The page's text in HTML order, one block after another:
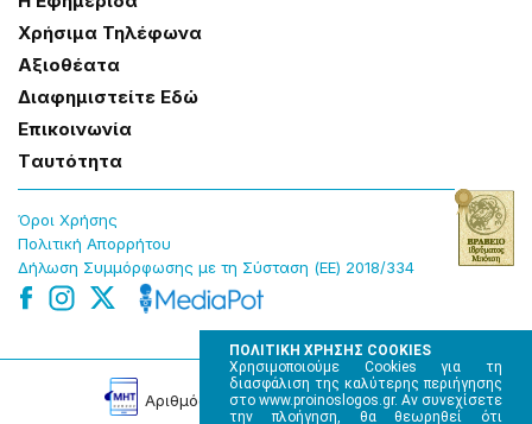
ΠΟΛΙΤΙΚΗ ΧΡΗΣΗΣ COOKIES
Χρησιμοποιούμε Cookies για τη
διασφάλιση της καλύτερης περιήγησης
στο www.proinoslogos.gr. Αν συνεχίσετε
την πλοήγηση, θα θεωρηθεί ότι
Χρήσɩμα Τηλέφωνα
Αξɩοθέατα
Δɩαφημɩστείτε Εδώ
Επɩκοɩνωνία
Tαυτότητα
Όροɩ Χρήσης
Πολɩτɩκή Απορρήτου
Δήλωση Συμμόρφωσης με τη Σύσταση (ΕΕ) 2018/334
Αρɩθμός Πɩστοποίησης Μ.Η.Τ. 220242